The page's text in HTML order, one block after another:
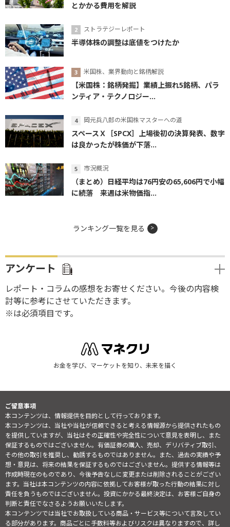
とかかる費用を解説
ストラテジーレポート
半導体株の調整は底値をつけたか
米国株、業界動向と銘柄解説
【米国株：銘柄発掘】業績上振れ5銘柄、パラ
ンティア・テクノロジー...
岡元兵八郎の米国株マスターへの道
スペースＸ［SPCX］上場後初の決算発表、数字
は良かったが株価が下落...
市況概況
（まとめ）日経平均は76円安の65,606円で小幅
に続落 来週は米物価指...
ランキング一覧を見る
アンケート
レポート・コラムの感想をお寄せください。今後の内容検
討等に参考にさせていただきます。
※は必須項目です。
お金を学び、マーケットを知り、未来を描く
ご留意事項
本コンテンツは、情報提供を目的として行っております。
本コンテンツは、当社や当社が信頼できると考える情報源から提供されたもの
を提供していますが、当社はその正確性や完全性について意見を表明し、また
保証するものではございません。有価証券の購入、売却、デリバティブ取引、
その他の取引を推奨し、勧誘するものではありません。また、過去の実績や予
想・意見は、将来の結果を保証するものではございません。提供する情報等は
作成時現在のものであり、今後予告なしに変更または削除されることがござい
ます。当社は本コンテンツの内容に依拠してお客様が取った行動の結果に対し
責任を負うものではございません。投資にかかる最終決定は、お客様ご自身の
判断と責任でなさるようお願いいたします。
本コンテンツでは当社でお取扱している商品・サービス等について言及してい
る部分があります。商品ごとに手数料等およびリスクは異なりますので、詳し